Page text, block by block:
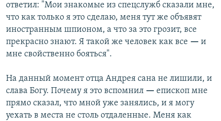
ответил: "Мои знакомые из спецслужб сказали мне,
что как только я это сделаю, меня тут же объявят
иностранным шпионом, а что за это грозит, все
прекрасно знают. Я такой же человек как все — и
мне свойственно бояться".
На данный момент отца Андрея сана не лишили, и
слава Богу. Почему я это вспомнил — епископ мне
прямо сказал, что мной уже занялись, и я могу
уехать в места не столь отдаленные. Меня как